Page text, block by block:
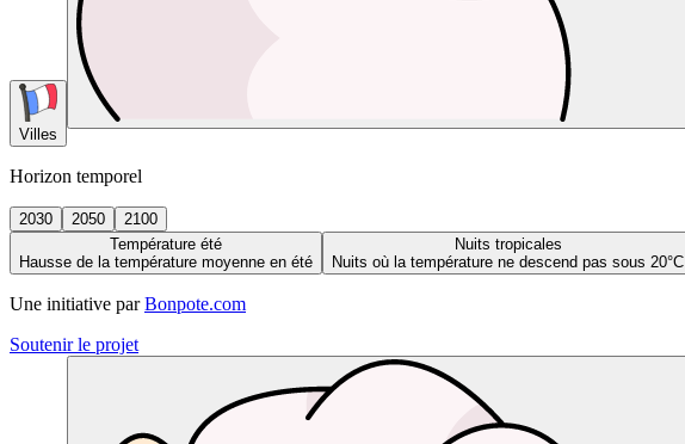
Villes
Horizon temporel
2030 2050
2100
Température été
Hausse de la température moyenne en été
Nuits tropicales
Nuits où la température ne descend pas sous 20°C
Une initiative par Bonpote.com
Soutenir le projet